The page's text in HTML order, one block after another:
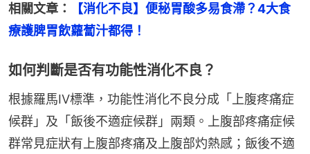
相關文章：
【消化不良】便秘胃酸多易食滯？4大食
療護脾胃飲蘿蔔汁都得！
如何判斷是否有功能性消化不良？
根據羅馬IV標準，功能性消化不良分成「上腹疼痛症
候群」及「飯後不適症候群」兩類。上腹部疼痛症候
群常見症狀有上腹部疼痛及上腹部灼熱感；飯後不適